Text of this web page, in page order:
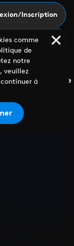
Inscription
Labels Genre
comme
de
notre
veuillez
à